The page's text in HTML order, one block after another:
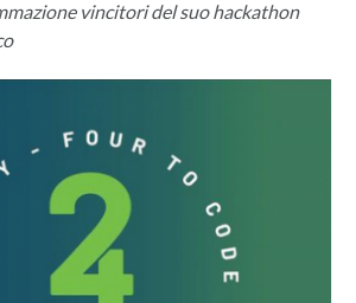
vincitori del suo hackathon